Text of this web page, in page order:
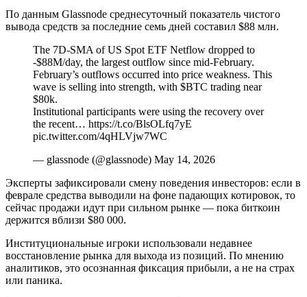
По данным Glassnode среднесуточный показатель чистого
вывода средств за последние семь дней составил $88 млн.
The 7D-SMA of US Spot ETF Netflow dropped to
-$88M/day, the largest outflow since mid-February.
February’s outflows occurred into price weakness. This
wave is selling into strength, with $BTC trading near
$80k.
Institutional participants were using the recovery over
the recent… https://t.co/BlsOLfq7yE
pic.twitter.com/4qHLVjw7WC
— glassnode (@glassnode) May 14, 2026
Эксперты зафиксировали смену поведения инвесторов: если в
феврале средства выводили на фоне падающих котировок, то
сейчас продажи идут при сильном рынке — пока биткоин
держится вблизи $80 000.
Институциональные игроки использовали недавнее
восстановление рынка для выхода из позиций. По мнению
аналитиков, это осознанная фиксация прибыли, а не на страх
или паника.